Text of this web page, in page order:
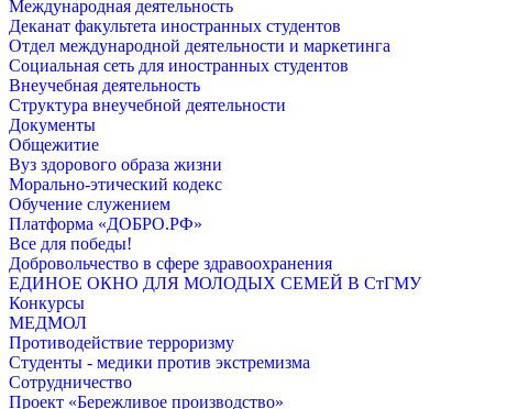
Международная деятельность
Деканат факультета иностранных студентов
Отдел международной деятельности и маркетинга
Социальная сеть для иностранных студентов
Внеучебная деятельность
Структура внеучебной деятельности
Документы
Общежитие
Вуз здорового образа жизни
Морально-этический кодекс
Обучение служением
Платформа «ДОБРО.РФ»
Все для победы!
Добровольчество в сфере здравоохранения
ЕДИНОЕ ОКНО ДЛЯ МОЛОДЫХ СЕМЕЙ В СтГМУ
Конкурсы
МЕДМОЛ
Противодействие терроризму
Студенты - медики против экстремизма
Сотрудничество
Проект «Бережливое производство»